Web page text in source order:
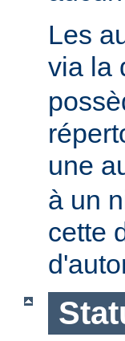
Les
via la
une
à un
cette